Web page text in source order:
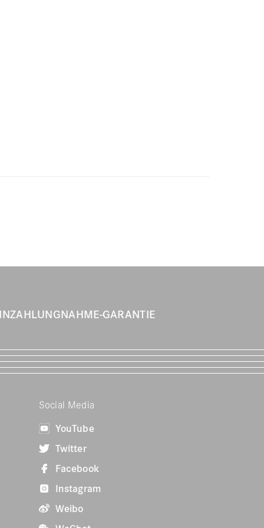
GARANTIE
Social Media
YouTube
Twitter
Facebook
Instagram
Weibo